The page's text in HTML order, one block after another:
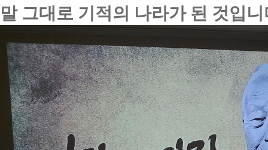
말 그대로 기적의 나라가 된 것입